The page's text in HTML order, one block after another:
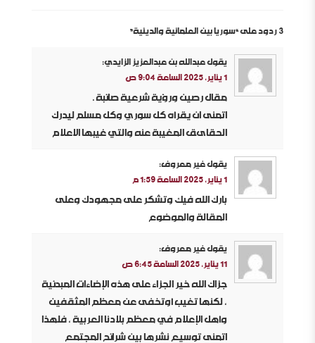
3 ردود على “سوريا بين العلمانية والدينية”
يقولعبدالله بن عبدالعزيز الزايدي:
1 يناير، 2025 الساعة 9:04 ص
مقال رصين ورؤية شرعية صائبة .
اتمنى ان يقرأه كل سوري وكل مسلم ليدرك
الحقاىق المغيبة عنه والتي غيبها الاعلام
يقولغير معروف:
1 يناير، 2025 الساعة 1:59 م
بارك الله فيك وتشكر على مجهودك وعلى
المقالة والموضوع
يقولغير معروف:
11 يناير، 2025 الساعة 6:45 ص
جزاك الله خير الجزاء على هذه الإضاءات المبدئية
، لكنها تغيب أوتخفى عن معظم المثقفين
وأهل الإعلام في معظم بلادنا العربية ، فلهذا
اتمنى توسيع نشرها بين شرائح المجتمع